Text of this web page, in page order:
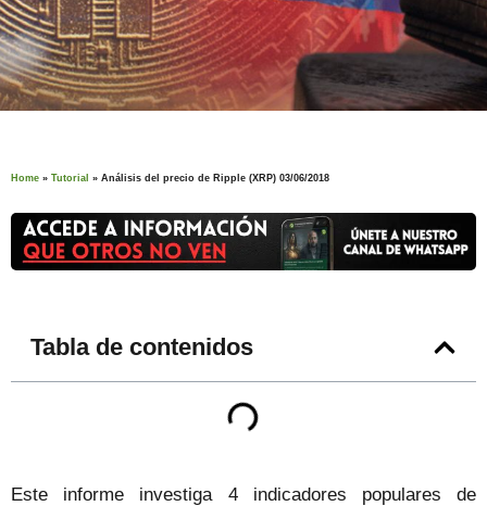
Home » Tutorial » Análisis del precio de Ripple (XRP) 03/06/2018
Tabla de contenidos
Este informe investiga 4 indicadores populares de